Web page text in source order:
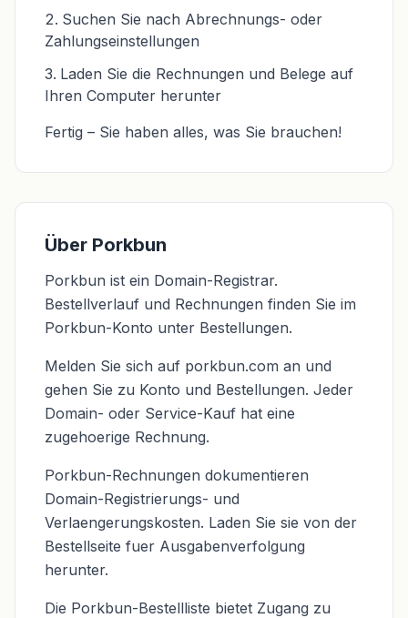
Suchen Sie nach Abrechnungs- oder
Zahlungseinstellungen
Laden Sie die Rechnungen und Belege auf
Ihren Computer herunter
Fertig – Sie haben alles, was Sie brauchen!
Über Porkbun
Porkbun ist ein Domain-Registrar.
Bestellverlauf und Rechnungen finden Sie im
Porkbun-Konto unter Bestellungen.
Melden Sie sich auf porkbun.com an und
gehen Sie zu Konto und Bestellungen. Jeder
Domain- oder Service-Kauf hat eine
zugehoerige Rechnung.
Porkbun-Rechnungen dokumentieren
Domain-Registrierungs- und
Verlaengerungskosten. Laden Sie sie von der
Bestellseite fuer Ausgabenverfolgung
herunter.
Die Porkbun-Bestellliste bietet Zugang zu